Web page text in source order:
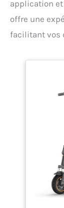
application
offre une
facilitant vos